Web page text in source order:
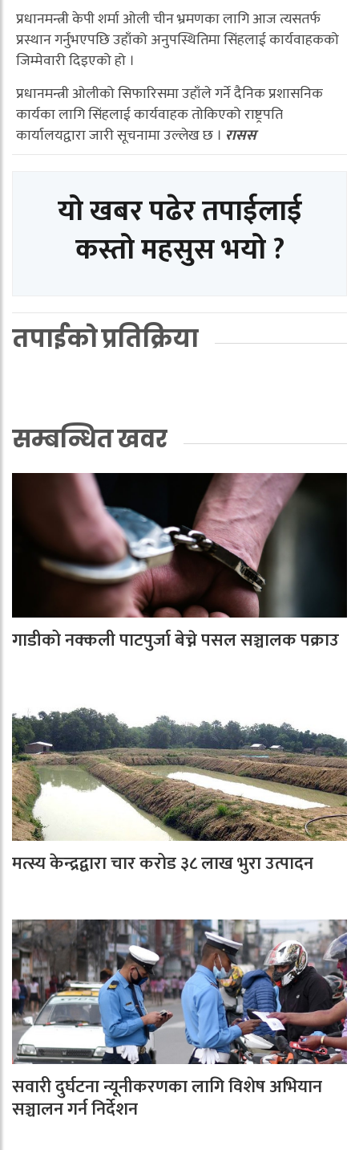
प्रधानमन्त्री केपी शर्मा ओली चीन भ्रमणका लागि आज त्यसतर्फ
प्रस्थान गर्नुभएपछि उहाँको अनुपस्थितिमा सिंहलाई कार्यवाहकको
जिम्मेवारी दिइएको हो ।
प्रधानमन्त्री ओलीको सिफारिसमा उहाँले गर्ने दैनिक प्रशासनिक
कार्यका लागि सिंहलाई कार्यवाहक तोकिएको राष्ट्रपति
कार्यालयद्वारा जारी सूचनामा उल्लेख छ । रासस
यो खबर पढेर तपाईलाई
कस्तो महसुस भयो ?
तपाईको प्रतिक्रिया
सम्बन्धित खवर
गाडीको नक्कली पाटपुर्जा बेच्ने पसल सञ्चालक पक्राउ
मत्स्य केन्द्रद्वारा चार करोड ३८ लाख भुरा उत्पादन
सवारी दुर्घटना न्यूनीकरणका लागि विशेष अभियान
सञ्चालन गर्न निर्देशन